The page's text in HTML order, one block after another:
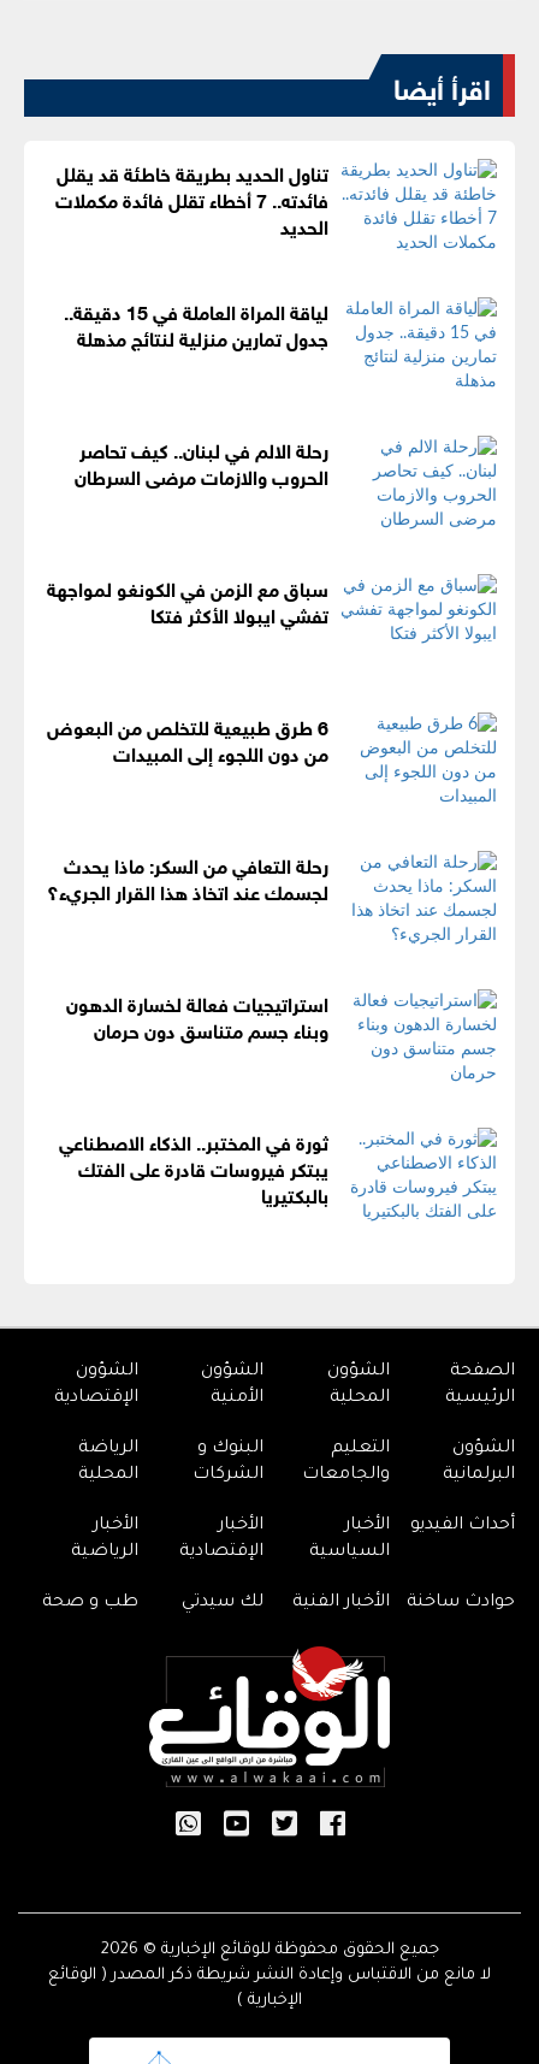
اقرأ أيضا
تناول الحديد بطريقة خاطئة قد يقلل
فائدته.. 7 أخطاء تقلل فائدة مكملات
الحديد
لياقة المراة العاملة في 15 دقيقة..
جدول تمارين منزلية لنتائج مذهلة
رحلة الالم في لبنان.. كيف تحاصر
الحروب والازمات مرضى السرطان
سباق مع الزمن في الكونغو لمواجهة
تفشي ايبولا الأكثر فتكا
6 طرق طبيعية للتخلص من البعوض
من دون اللجوء إلى المبيدات
رحلة التعافي من السكر: ماذا يحدث
لجسمك عند اتخاذ هذا القرار الجريء؟
استراتيجيات فعالة لخسارة الدهون
وبناء جسم متناسق دون حرمان
ثورة في المختبر.. الذكاء الاصطناعي
يبتكر فيروسات قادرة على الفتك
بالبكتيريا
الصفحة
الرئيسية
الشؤون
المحلية
الشؤون
الأمنية
الشؤون
الإقتصادية
الشؤون
البرلمانية
التعليم
والجامعات
البنوك و
الشركات
الرياضة
المحلية
أحداث الفيديو
الأخبار
السياسية
الأخبار
الإقتصادية
الأخبار
الرياضية
حوادث ساخنة الأخبار الفنية لك سيدتي طب و صحة
جميع الحقوق محفوظة للوقائع الإخبارية © 2026
لا مانع من الاقتباس وإعادة النشر شريطة ذكر المصدر ( الوقائع
الإخبارية )